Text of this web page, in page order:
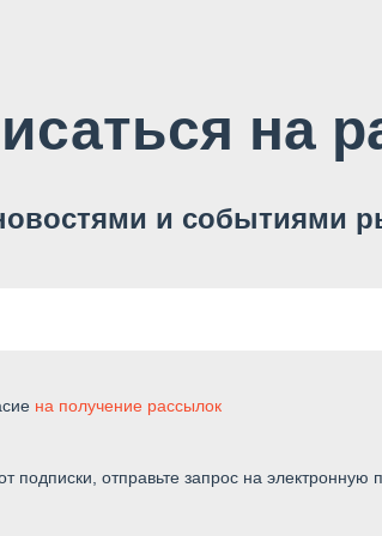
на
и событиями
на получение рассылок
подписки, отправьте запрос на электронную